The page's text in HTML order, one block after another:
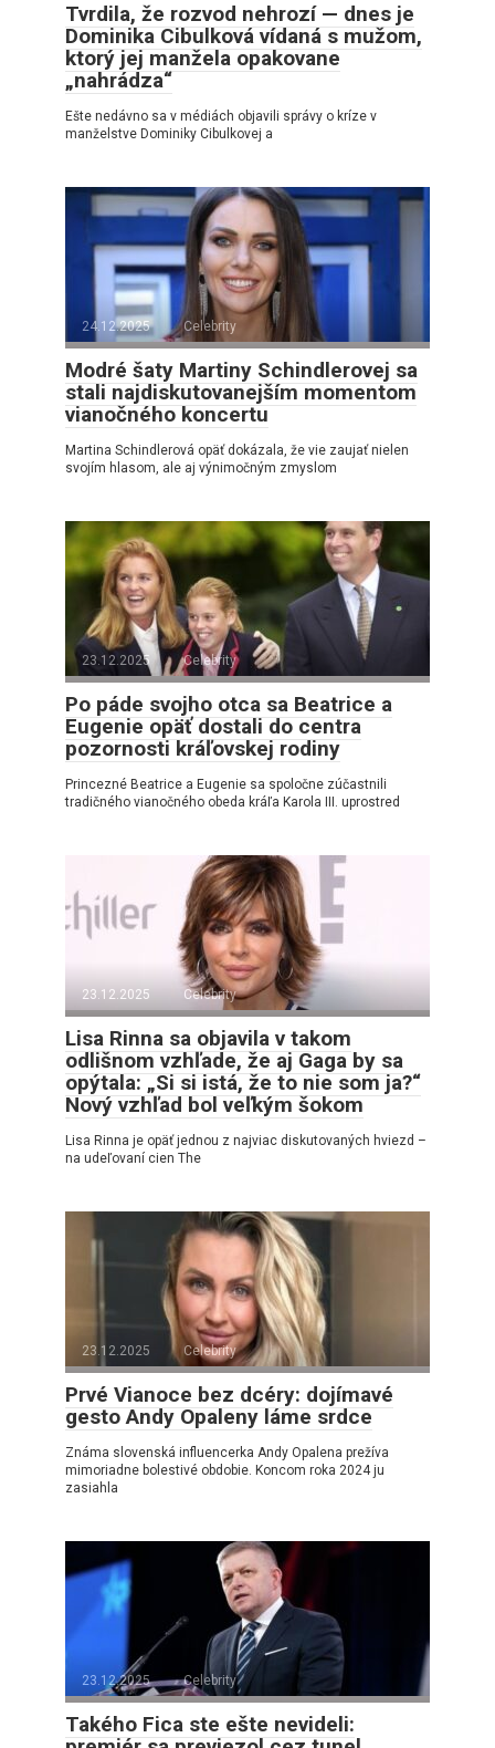
Tvrdila, že rozvod nehrozí — dnes je
Dominika Cibulková vídaná s mužom,
ktorý jej manžela opakovane
„nahrádza“
Ešte nedávno sa v médiách objavili správy o kríze v
manželstve Dominiky Cibulkovej a
24.12.2025 Celebrity
Modré šaty Martiny Schindlerovej sa
stali najdiskutovanejším momentom
vianočného koncertu
Martina Schindlerová opäť dokázala, že vie zaujať nielen
svojím hlasom, ale aj výnimočným zmyslom
23.12.2025 Celebrity
Po páde svojho otca sa Beatrice a
Eugenie opäť dostali do centra
pozornosti kráľovskej rodiny
Princezné Beatrice a Eugenie sa spoločne zúčastnili
tradičného vianočného obeda kráľa Karola III. uprostred
23.12.2025 Celebrity
Lisa Rinna sa objavila v takom
odlišnom vzhľade, že aj Gaga by sa
opýtala: „Si si istá, že to nie som ja?“
Nový vzhľad bol veľkým šokom
Lisa Rinna je opäť jednou z najviac diskutovaných hviezd –
na udeľovaní cien The
23.12.2025 Celebrity
Prvé Vianoce bez dcéry: dojímavé
gesto Andy Opaleny láme srdce
Známa slovenská influencerka Andy Opalena prežíva
mimoriadne bolestivé obdobie. Koncom roka 2024 ju
zasiahla
23.12.2025 Celebrity
Takého Fica ste ešte nevideli: